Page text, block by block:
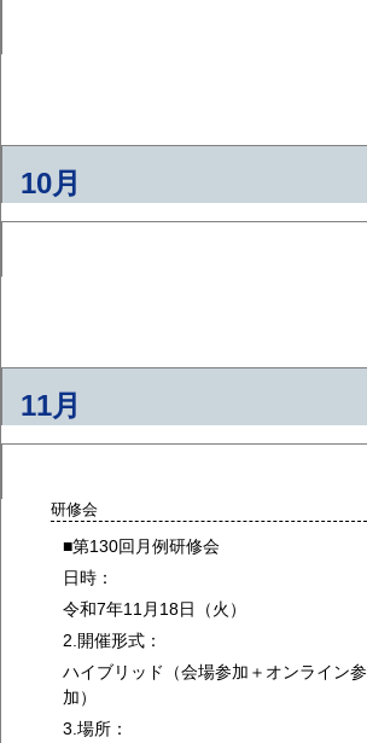
10月
11月
研修会
■第130回月例研修会
日時：
令和7年11月18日（火）
2.開催形式：
ハイブリッド（会場参加＋オンライン参
加）
3.場所：